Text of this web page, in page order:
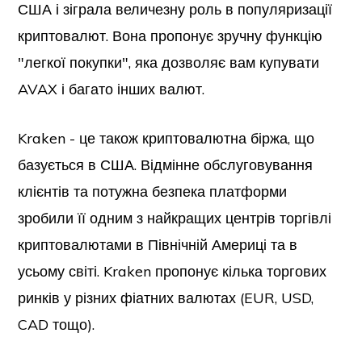
США і зіграла величезну роль в популяризації
криптовалют. Вона пропонує зручну функцію
"легкої покупки", яка дозволяє вам купувати
AVAX і багато інших валют.
Kraken - це також криптовалютна біржа, що
базується в США. Відмінне обслуговування
клієнтів та потужна безпека платформи
зробили її одним з найкращих центрів торгівлі
криптовалютами в Північній Америці та в
усьому світі. Kraken пропонує кілька торгових
ринків у різних фіатних валютах (EUR, USD,
CAD тощо).